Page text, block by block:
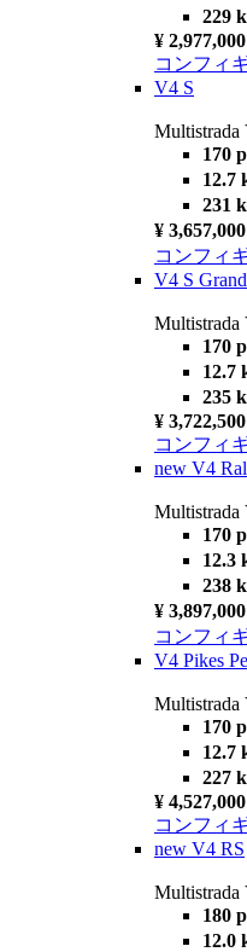
229
¥ 2,977,000
コンフィ
V4 S
Multistrada
170
12.7
231
¥
コンフィ
V4 S
Multistrada
170
12.7
235
¥ 3,722,500
コンフィ
new V4
170
12.3
238
¥
コンフィ
V4 Pikes
Multistrada
170
12.7
227
¥ 4,527,000
コンフィ
new V4 RS
Multistrada
180
12.0